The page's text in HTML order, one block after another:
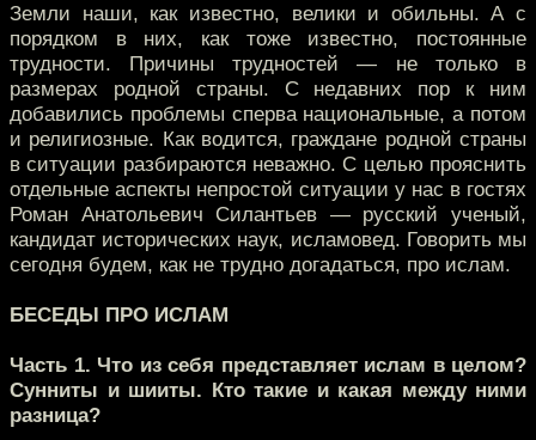
Земли наши, как известно, велики и обильны. А с
порядком в них, как тоже известно, постоянные
трудности. Причины трудностей — не только в
размерах родной страны. С недавних пор к ним
добавились проблемы сперва национальные, а потом
и религиозные. Как водится, граждане родной страны
в ситуации разбираются неважно. С целью прояснить
отдельные аспекты непростой ситуации у нас в гостях
Роман Анатольевич Силантьев — русский ученый,
кандидат исторических наук, исламовед. Говорить мы
сегодня будем, как не трудно догадаться, про ислам.
БЕСЕДЫ ПРО ИСЛАМ
Часть 1. Что из себя представляет ислам в целом?
Сунниты и шииты. Кто такие и какая между ними
разница?